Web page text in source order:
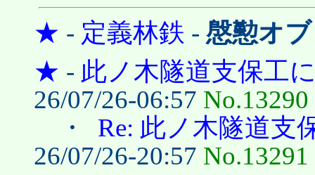
★ - 定義林鉄 - 慇懃オブ
★ - 此ノ木隧道支保工
26/07/26-06:57 No.13290
・ Re: 此ノ木隧道支
26/07/26-20:57 No.13291